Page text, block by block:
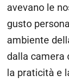
avevano le
gusto
ambiente
dalla camera
la praticità e